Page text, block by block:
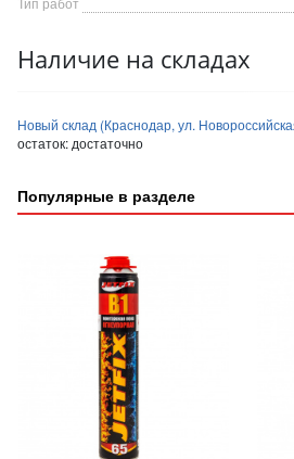
Наличие на складах
Новый склад (Краснодар, ул.
остаток: достаточно
Популярные в разделе